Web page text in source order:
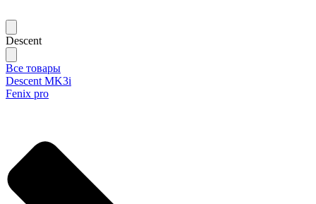
Descent
Все товары
Descent MK3i
Fenix pro